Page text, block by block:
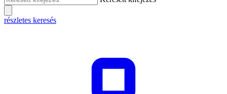
részletes keresés